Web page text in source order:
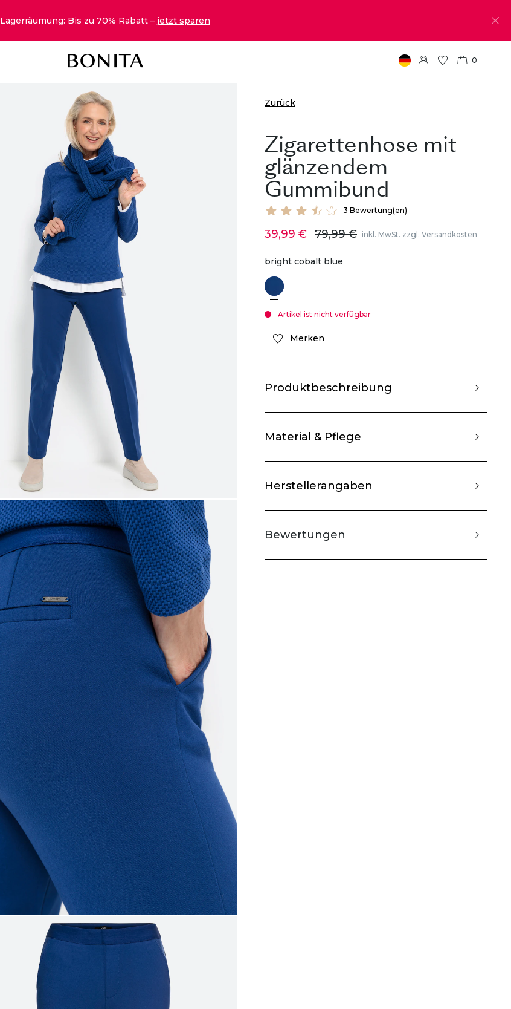
Lagerräumung: Bis zu 70% Rabatt – jetzt sparen
0
Zurück
Zigarettenhose mit
glänzendem
Gummibund
3 Bewertung(en)
39,99 € 79,99 € inkl. MwSt. zzgl. Versandkosten
bright cobalt blue
Artikel ist nicht verfügbar
Merken
Produktbeschreibung
Material & Pflege
Herstellerangaben
Bewertungen